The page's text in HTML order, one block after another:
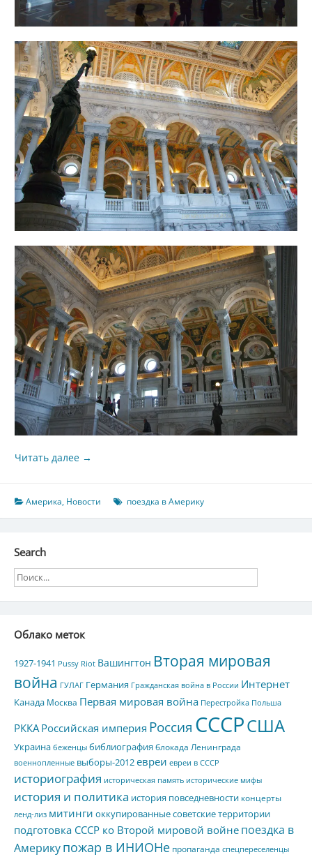
Читать далее →
Америка, Новости поездка в Америку
Search
Облако меток
1927-1941 Pussy Riot Вашингтон Вторая мировая
война ГУЛАГ Германия Гражданская война в России Интернет
Канада Москва Первая мировая война Перестройка Польша
РККА Российская империя Россия СССРСША
Украина беженцы библиография блокада Ленинграда
военнопленные выборы-2012евреи евреи в СССР
историография историческая память исторические мифы
история и политика история повседневности концерты
ленд-лиз митинги оккупированные советские территории
подготовка СССР ко Второй мировой войнепоездка в
Америкупожар в ИНИОНе пропаганда спецпереселенцы